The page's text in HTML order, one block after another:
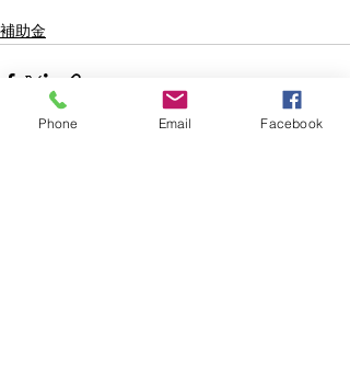
補助金
Phone Email Facebook